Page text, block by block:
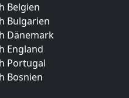
Belgien
Bulgarien
Dänemark
England
Portugal
Bosnien